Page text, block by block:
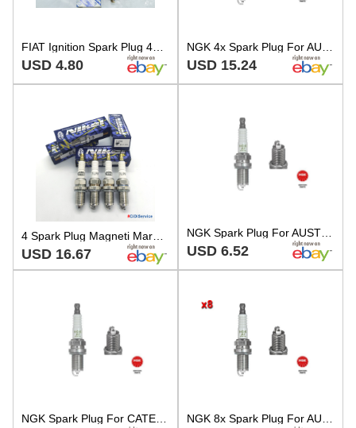
FIAT Ignition Spark Plug 46480362 For Panda Multipla Stilo Doblo
USD 4.80 USD 15.24
4 Spark Plug Magneti Marelli SNB7001 Nikel Audi A3 Citroen Fiat Opel Lancia Kia
USD 16.67 USD 6.52
NGK Spark Plug For CATERHAM CHRYSLER DACIA FIAT KIA LADA LANCIA 82-18 5962.TO